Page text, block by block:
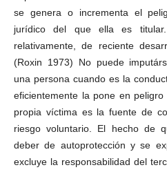
se genera o incrementa el
jurídico del que ella es
relativamente, de reciente
(Roxin 1973) No puede
una persona cuando es la
eficientemente la pone en
propia víctima es la fuente de
riesgo voluntario. El hecho de
deber de autoprotección y se
excluye la responsabilidad del